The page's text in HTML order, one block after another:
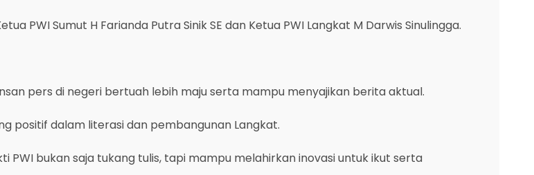
PWI Sumut H Farianda Putra Sinik SE dan Ketua PWI Langkat M Darwis Sinulingga.
pers di negeri bertuah lebih maju serta mampu menyajikan berita aktual.
positif dalam literasi dan pembangunan Langkat.
PWI bukan saja tukang tulis, tapi mampu melahirkan inovasi untuk ikut serta